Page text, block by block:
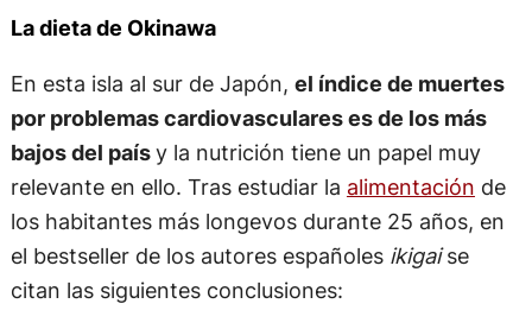
La dieta de Okinawa
En esta isla al sur de Japón, el índice de muertes
por problemas cardiovasculares es de los más
bajos del paísy la nutrición tiene un papel muy
relevante en ello. Tras estudiar la alimentación de
los habitantes más longevos durante 25 años, en
el bestseller de los autores españoles ikigaise
citan las siguientes conclusiones: